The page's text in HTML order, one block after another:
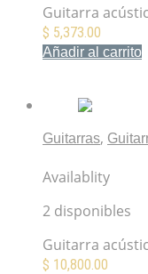
Guitarra
$ 5,373.00
Añadir al carrito
Guitarras,
Availablity
2 disponibles
Guitarra
$ 10,800.00